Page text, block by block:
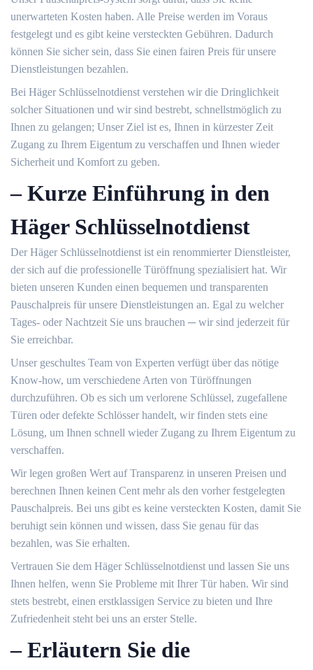
unerwarteten Kosten haben.​ Alle Preise werden im Voraus
festgelegt und es gibt keine versteckten Gebühren.​ Dadurch
können Sie sicher sein, dass Sie einen fairen Preis für unsere
Dienstleistungen bezahlen.​
Bei Häger Schlüsselnotdienst verstehen wir die Dringlichkeit
solcher Situationen und wir sind bestrebt, schnellstmöglich zu
Ihnen zu gelangen; Unser Ziel ist es, Ihnen in kürzester Zeit
Zugang zu Ihrem Eigentum zu verschaffen und Ihnen wieder
Sicherheit und Komfort zu geben.​
– Kurze Einführung in den
Häger Schlüsselnotdienst
Der Häger Schlüsselnotdienst ist ein renommierter Dienstleister,
der sich auf die professionelle Türöffnung spezialisiert hat.​ Wir
bieten unseren Kunden einen bequemen und transparenten
Pauschalpreis für unsere Dienstleistungen an.​ Egal zu welcher
Tages- oder Nachtzeit Sie uns brauchen ─ wir sind jederzeit für
Sie erreichbar.​
Unser geschultes Team von Experten verfügt über das nötige
Know-how, um verschiedene Arten von Türöffnungen
durchzuführen.​ Ob es sich um verlorene Schlüssel, zugefallene
Türen oder defekte Schlösser handelt, wir finden stets eine
Lösung, um Ihnen schnell wieder Zugang zu Ihrem Eigentum zu
verschaffen.​
Wir legen großen Wert auf Transparenz in unseren Preisen und
berechnen Ihnen keinen Cent mehr als den vorher festgelegten
Pauschalpreis. Bei uns gibt es keine versteckten Kosten, damit Sie
beruhigt sein können und wissen, dass Sie genau für das
bezahlen, was Sie erhalten.​
Vertrauen Sie dem Häger Schlüsselnotdienst und lassen Sie uns
Ihnen helfen, wenn Sie Probleme mit Ihrer Tür haben. Wir sind
stets bestrebt, einen erstklassigen Service zu bieten und Ihre
Zufriedenheit steht bei uns an erster Stelle.​
– Erläutern Sie die